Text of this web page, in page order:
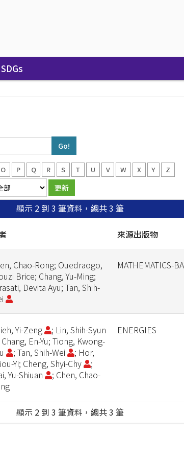
SDGs
O P Q R S T U V W X Y Z
顯示 2 到 3 筆資料，總共 3 筆
來源出版物
Chao-Rong; Ouedraogo,
Brice; Chang, Yu-Ming;
Devita Ayu; Tan, Shih-
MATHEMATICS-
Yi-Zeng
; Lin, Shih-Syun
En-Yu; Tiong, Kwong-
; Tan, Shih-Wei
; Hor,
Yi; Cheng, Shyi-Chy
;
Yu-Shiuan
; Chen, Chao-
ENERGIES
顯示 2 到 3 筆資料，總共 3 筆